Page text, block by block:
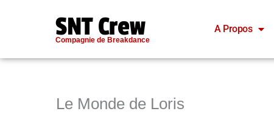
SNT Crew
Compagnie de Breakdance
A Propos
Le Monde de Loris